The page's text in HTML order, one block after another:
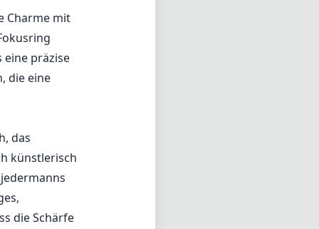
Charme mit
eine präzise
die eine
das
künstlerisch
die Schärfe